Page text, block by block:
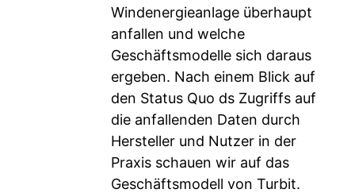
Windenergieanlage überhaupt
anfallen und welche
Geschäftsmodelle sich daraus
ergeben. Nach einem Blick auf
den Status Quo ds Zugriffs auf
die anfallenden Daten durch
Hersteller und Nutzer in der
Praxis schauen wir auf das
Geschäftsmodell von Turbit.